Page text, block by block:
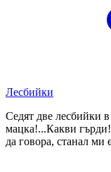
Лесбийки
Седят две лесбийки
мацка!...Какви
да говора, станал ми